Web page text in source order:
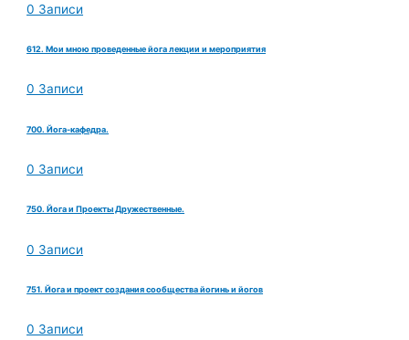
0 Записи
612. Мои мною проведенные йога лекции и мероприятия
0 Записи
700. Йога-кафедра.
0 Записи
750. Йога и Проекты Дружественные.
0 Записи
751. Йога и проект создания сообщества йогинь и йогов
0 Записи